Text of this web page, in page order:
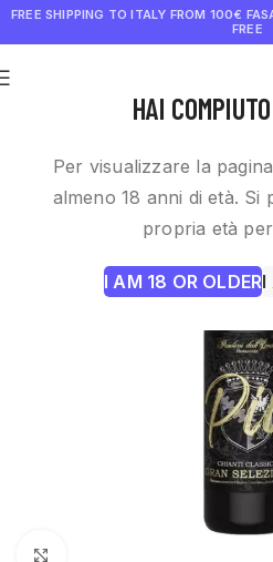
HAI
Per visualizzare la
almeno 18 anni di età. Si
propria età
I AM 18 OR OLDERI
FREE SHIPPING TO ITALY FROM 100€
FREE